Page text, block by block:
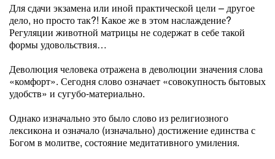
Для сдачи экзамена или иной практической цели – другое
дело, но просто так?! Какое же в этом наслаждение?
Регуляции животной матрицы не содержат в себе такой
формы удовольствия…
Деволюция человека отражена в деволюции значения слова
«комфорт». Сегодня слово означает «совокупность бытовых
удобств» и сугубо-материально.
Однако изначально это было слово из религиозного
лексикона и означало (изначально) достижение единства с
Богом в молитве, состояние медитативного умиления.